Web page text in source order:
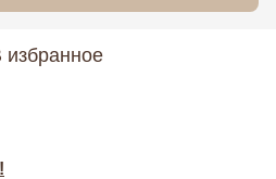
избранное